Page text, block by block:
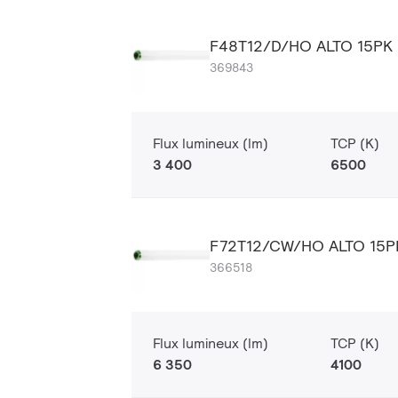
F48T12/D/HO ALTO 15PK
369843
Flux lumineux (lm)
3 400
TCP (K)
6500
F72T12/CW/HO ALTO
366518
Flux lumineux (lm)
6 350
TCP (K)
4100